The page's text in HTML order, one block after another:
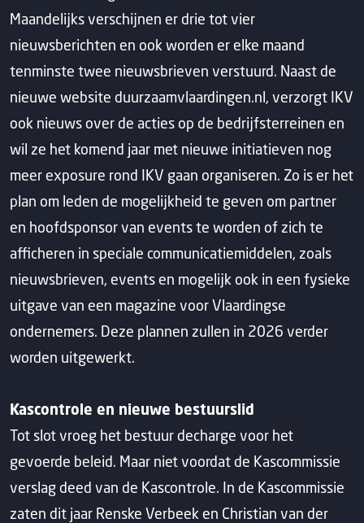
Maandelijks verschijnen er drie tot vier
nieuwsberichten en ook worden er elke maand
tenminste twee nieuwsbrieven verstuurd. Naast de
nieuwe website duurzaamvlaardingen.nl, verzorgt IKV
ook nieuws over de acties op de bedrijfsterreinen en
wil ze het komend jaar met nieuwe initiatieven nog
meer exposure rond IKV gaan organiseren. Zo is er het
plan om leden de mogelijkheid te geven om partner
en hoofdsponsor van events te worden of zich te
afficheren in speciale communicatiemiddelen, zoals
nieuwsbrieven, events en mogelijk ook in een fysieke
uitgave van een magazine voor Vlaardingse
ondernemers. Deze plannen zullen in 2026 verder
worden uitgewerkt.
Kascontrole en nieuwe bestuurslid
Tot slot vroeg het bestuur decharge voor het
gevoerde beleid. Maar niet voordat de Kascommissie
verslag deed van de Kascontrole. In de Kascommissie
zaten dit jaar Renske Verbeek en Christian van der